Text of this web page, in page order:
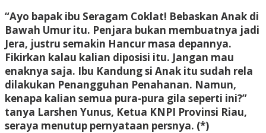
“Ayo bapak ibu Seragam Coklat! Bebaskan Anak di
Bawah Umur itu. Penjara bukan membuatnya jadi
Jera, justru semakin Hancur masa depannya.
Fikirkan kalau kalian diposisi itu. Jangan mau
enaknya saja. Ibu Kandung si Anak itu sudah rela
dilakukan Penangguhan Penahanan. Namun,
kenapa kalian semua pura-pura gila seperti ini?”
tanya Larshen Yunus, Ketua KNPI Provinsi Riau,
seraya menutup pernyataan persnya. (*)